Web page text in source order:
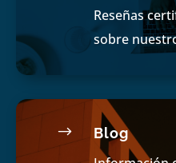
Reseñas
sobre
$ Blog